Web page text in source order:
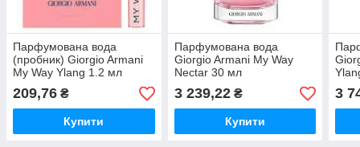
Парфумована вода
(пробник) Giorgio Armani
My Way Ylang 1.2 мл
209,76 ₴
Купити
Парфумована вода
Giorgio Armani My Way
Nectar 30 мл
3 239,22₴
Купити
3